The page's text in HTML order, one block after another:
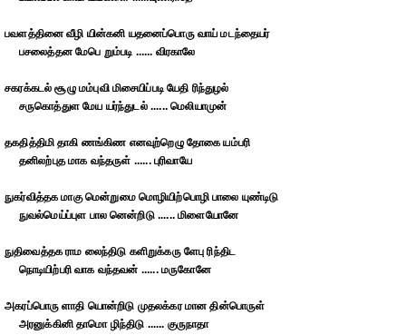
பவளத்தினை வீழி யின்கனி யதனைப்பொரு வாய் மடந்தையர்
பசலைத்தன மேபெ றும்படி ...... விரகாலே
சகரக்கடல் சூழு மம்புவி மிசையிப்படி யேதி ரிந்துழல்
சருகொத்துள மேய யர்ந்துடல் ...... மெலியாமுன்
தகதித்திமி தாகி ணங்கிண எனவுற்றெழு தோகை யம்பரி
தனிலற்புத மாக வந்தருள் ...... புரிவாயே
நுகர்வித்தக மாகு மென்றுமை மொழியிற்பொழி பாலை யுண்டிடு
நுவல்மெய்ப்புள பால னென்றிடு ...... மிளையோனே
நுதிவைத்தக ராம லைந்திடு களிறுக்கரு ளேபு ரிந்திட
நொடியிற்பரி வாக வந்தவன் ...... மருகோனே
அகரப்பொரு ளாதி யொன்றிடு முதலக்கர மான தின்பொருள்
அரனுக்கினி தாமொ ழிந்திடு ...... குருநாதா